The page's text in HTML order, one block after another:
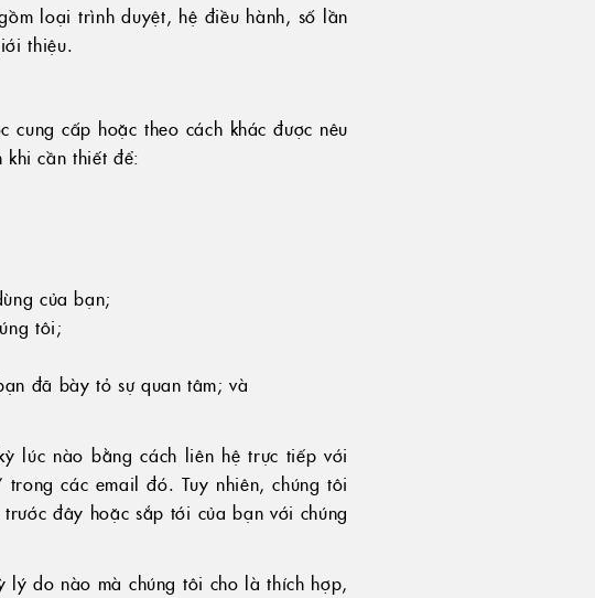
loại trình duyệt, hệ điều hành, số lần
thiệu.
cấp hoặc theo cách khác được nêu
khi cần thiết để:
của bạn;
tôi;
đã bày tỏ sự quan tâm; và
lúc nào bằng cách liên hệ trực tiếp với
các email đó. Tuy nhiên, chúng tôi
đây hoặc sắp tới của bạn với chúng
lý do nào mà chúng tôi cho là thích hợp,